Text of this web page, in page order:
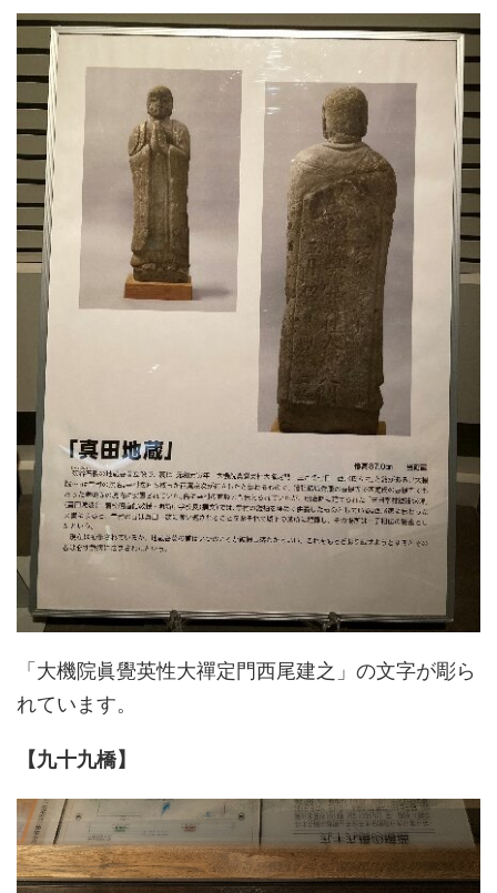
「大機院眞覺英性大禪定門西尾建之」の文字が彫ら
れています。
【九十九橋】